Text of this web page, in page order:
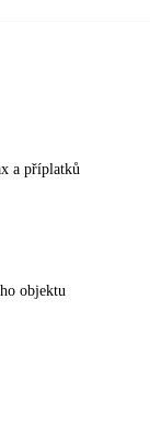
a příplatků
objektu